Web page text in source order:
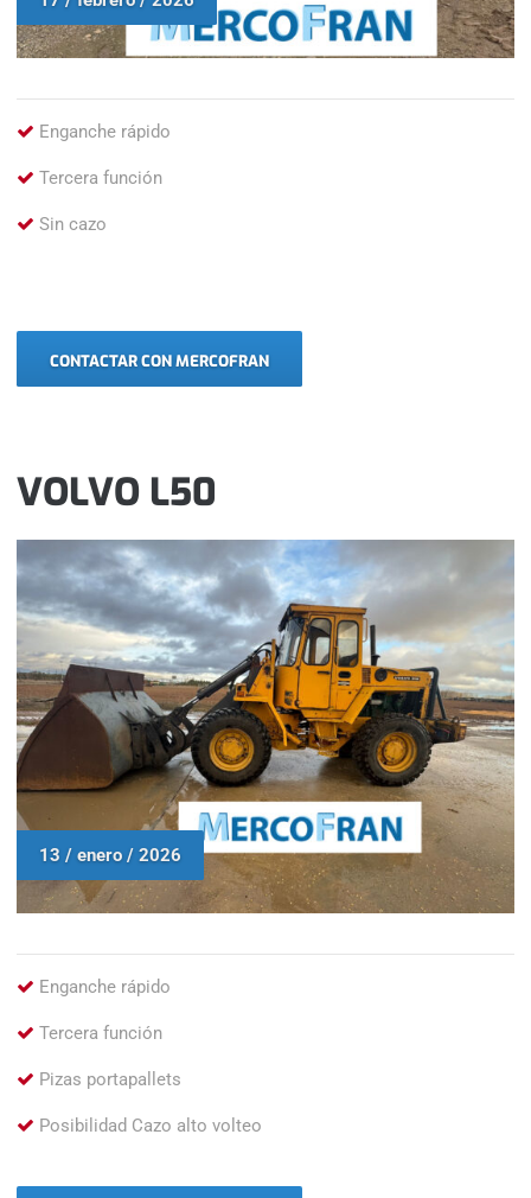
Enganche rápido
Tercera función
Sin cazo
CONTACTAR CON MERCOFRAN
VOLVO L50
13 / enero / 2026
Enganche rápido
Tercera función
Pizas portapallets
Posibilidad Cazo alto volteo